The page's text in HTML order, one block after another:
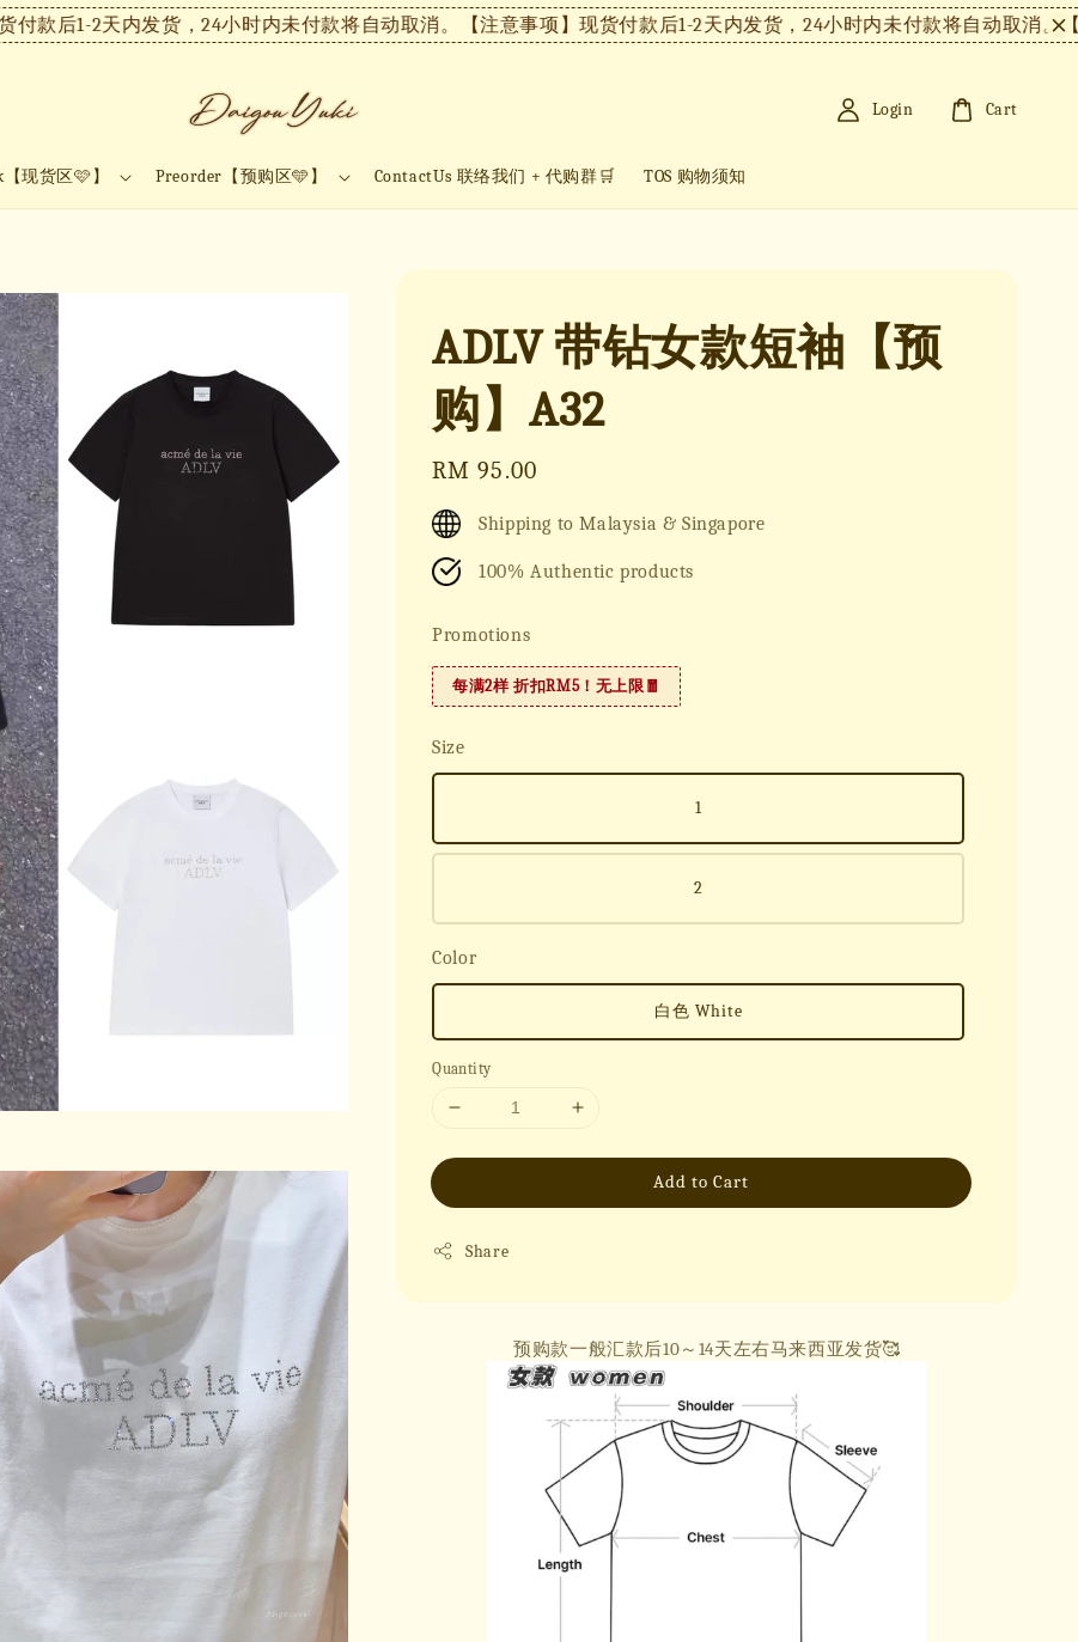
1-2天内发货，24小时内未付款将自动取消。【注意事项】现货付款后1-2天内发货，24小时内未付款将自动取消。【注意
现货区🩷】 Preorder【预购区🩵】 ContactUs 联络我们 + 代购群🛒 TOS 购物须知
Login Cart
ADLV 带钻女款短袖【预
购】A32
Regular
price
RM 95.00
Shipping to Malaysia & Singapore
100% Authentic products
Promotions
每满2样 折扣RM5！无上限🧧
Size
1
2
Color
白色 White
Quantity
Add to Cart
Share
预购款一般汇款后10～14天左右马来西亚发货🥰